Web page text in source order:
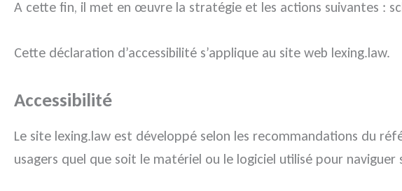
A cette fin, il met en œuvre la stratégie et les actions suivantes :
Cette déclaration d’accessibilité s’applique au site web lexing.law.
Accessibilité
Le site lexing.law est développé selon les recommandations du
usagers quel que soit le matériel ou le logiciel utilisé pour